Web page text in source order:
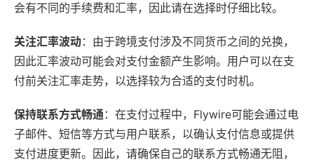
会有不同的手续费和汇率，因此请在选择时仔细比较。
关注汇率波动：由于跨境支付涉及不同货币之间的兑换，
因此汇率波动可能会对支付金额产生影响。用户可以在支
付前关注汇率走势，以选择较为合适的支付时机。
保持联系方式畅通：在支付过程中，Flywire可能会通过电
子邮件、短信等方式与用户联系，以确认支付信息或提供
支付进度更新。因此，请确保自己的联系方式畅通无阻，